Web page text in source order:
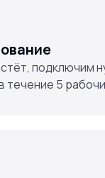
подключим
течение 5